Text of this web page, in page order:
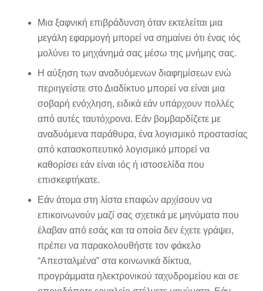
Μια ξαφνική επιβράδυνση όταν εκτελείται μια
μεγάλη εφαρμογή μπορεί να σημαίνει ότι ένας ιός
μολύνει το μηχάνημά σας μέσω της μνήμης σας.
Η αύξηση των αναδυόμενων διαφημίσεων ενώ
περιηγείστε στο Διαδίκτυο μπορεί να είναι μια
σοβαρή ενόχληση, ειδικά εάν υπάρχουν πολλές
από αυτές ταυτόχρονα. Εάν βομβαρδίζετε με
αναδυόμενα παράθυρα, ένα λογισμικό προστασίας
από κατασκοπευτικό λογισμικό μπορεί να
καθορίσει εάν είναι ιός ή ιστοσελίδα που
επισκεφτήκατε.
Εάν άτομα στη λίστα επαφών αρχίσουν να
επικοινωνούν μαζί σας σχετικά με μηνύματα που
έλαβαν από εσάς και τα οποία δεν έχετε γράψει,
πρέπει να παρακολουθήστε τον φάκελο
“Απεσταλμένα” στα κοινωνικά δίκτυα,
προγράμματα ηλεκτρονικού ταχυδρομείου και σε